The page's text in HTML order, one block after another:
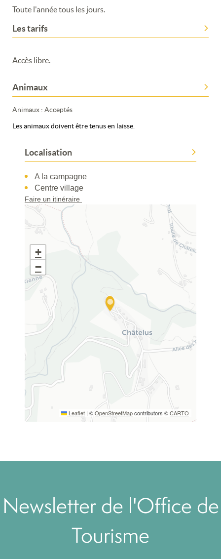
Toute l'année tous les jours.
Les tarifs
Accès libre.
Animaux
Animaux : Acceptés
Les animaux doivent être tenus en laisse.
Localisation
A la campagne
Centre village
Faire un itinéraire
+
−
Leaflet | ©OpenStreetMapcontributors ©CARTO
Newsletter de l'Office de
Tourisme
Merci de patienter...